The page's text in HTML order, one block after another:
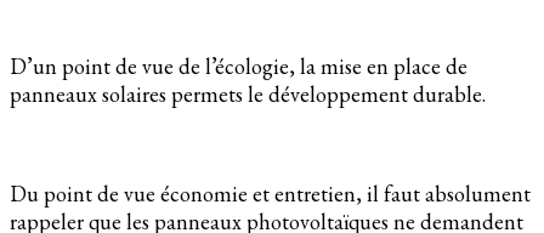
D’un point de vue de l’écologie, la mise en place de
panneaux solaires permets le développement durable.
Du point de vue économie et entretien, il faut absolument
rappeler que les panneaux photovoltaïques ne demandent